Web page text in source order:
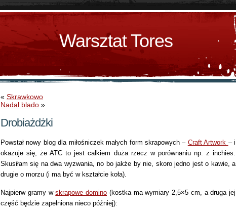
Warsztat Tores
« Skrawkowo
Nadal blado »
Drobiażdżki
Powstał nowy blog dla miłośniczek małych form skrapowych – Craft Artwork – i
okazuje się, że ATC to jest całkiem duża rzecz w porównaniu np. z inchies.
Skusiłam się na dwa wyzwania, no bo jakże by nie, skoro jedno jest o kawie, a
drugie o morzu (i ma być w kształcie koła).
Najpierw gramy wskrapowe domino (kostka ma wymiary 2,5×5 cm, a druga jej
część będzie zapełniona nieco później):